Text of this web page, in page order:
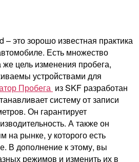
– это зорошо известная практика
Есть множество
же цель изменения пробега,
устройствами для
Пробега из SKF разработан
систему от записи
Он гарантирует
А также он
на рынке, у которого есть
В дополнение к этому, вы
режимов и изменить их в